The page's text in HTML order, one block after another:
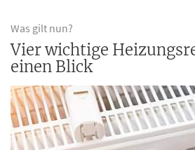
Was gilt nun?
Vier wichtige
einen Blick